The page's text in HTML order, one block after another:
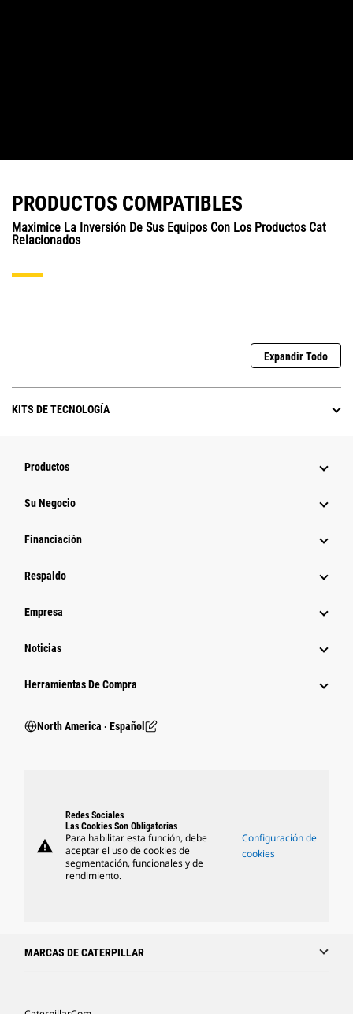
PRODUCTOS COMPATIBLES
Maximice La Inversión De Sus Equipos Con Los Productos Cat
Relacionados
Expandir Todo
KITS DE TECNOLOGÍA
Productos
Su Negocio
Financiación
Respaldo
Empresa
Noticias
Herramientas De Compra
North America ‧ Español
warning
Redes Sociales
Las Cookies Son Obligatorias
Para habilitar esta función, debe
aceptar el uso de cookies de
segmentación, funcionales y de
rendimiento.
Configuración de
cookies
MARCAS DE CATERPILLAR